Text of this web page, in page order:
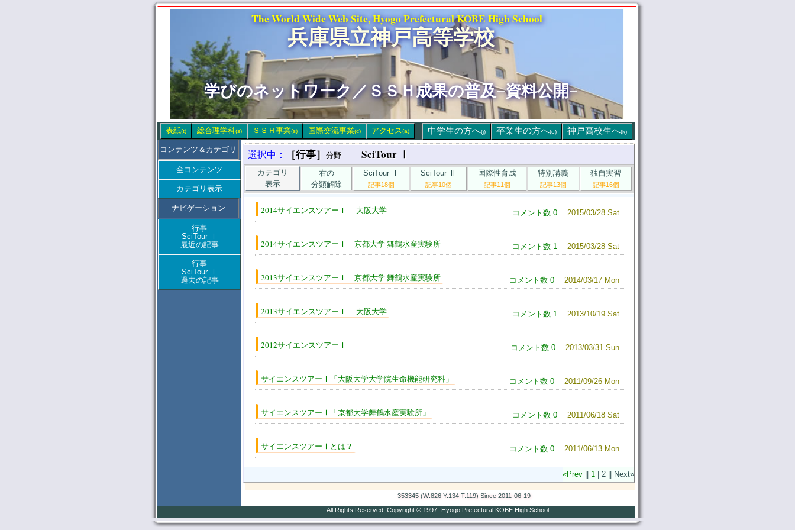
The World Wide Web Site, Hyogo Prefectural KOBE High School
兵庫県立神戸高等学校
学びのネットワーク／ＳＳＨ成果の普及−資料公開−
表紙(t) 総合理学科(s) ＳＳＨ事業(s) 国際交流事業(c) アクセス(a) 神戸高校生へ(k)
卒業生の方へ(o)
中学生の方へ(j)
コンテンツ＆カテゴリ
全コンテンツ
カテゴリ表示
ナビゲーション
行事
SciTour Ⅰ
最近の記事
行事
SciTour Ⅰ
過去の記事
選択中： ［行事］ 分野 SciTour Ⅰ
カテゴリ
表示
右の
分類解除
SciTour Ⅰ
記事18個
SciTour Ⅱ
記事10個
国際性育成
記事11個
特別講義
記事13個
独自実習
記事16個
2014サイエンスツアーＩ 大阪大学 コメント数 0 2015/03/28 Sat
2014サイエンスツアーＩ 京都大学 舞鶴水産実験所 コメント数 1 2015/03/28 Sat
2013サイエンスツアーＩ 京都大学 舞鶴水産実験所 コメント数 0 2014/03/17 Mon
2013サイエンスツアーＩ 大阪大学 コメント数 1 2013/10/19 Sat
2012サイエンスツアーＩ コメント数 0 2013/03/31 Sun
サイエンスツアーⅠ「大阪大学大学院生命機能研究科」 コメント数 0 2011/09/26 Mon
サイエンスツアーⅠ「京都大学舞鶴水産実験所」 コメント数 0 2011/06/18 Sat
サイエンスツアーⅠとは？ コメント数 0 2011/06/13 Mon
«Prev 1 2 || Next»
353345 (W:826 Y:134 T:119) Since 2011-06-19
All Rights Reserved, Copyright © 1997- Hyogo Prefectural KOBE High School